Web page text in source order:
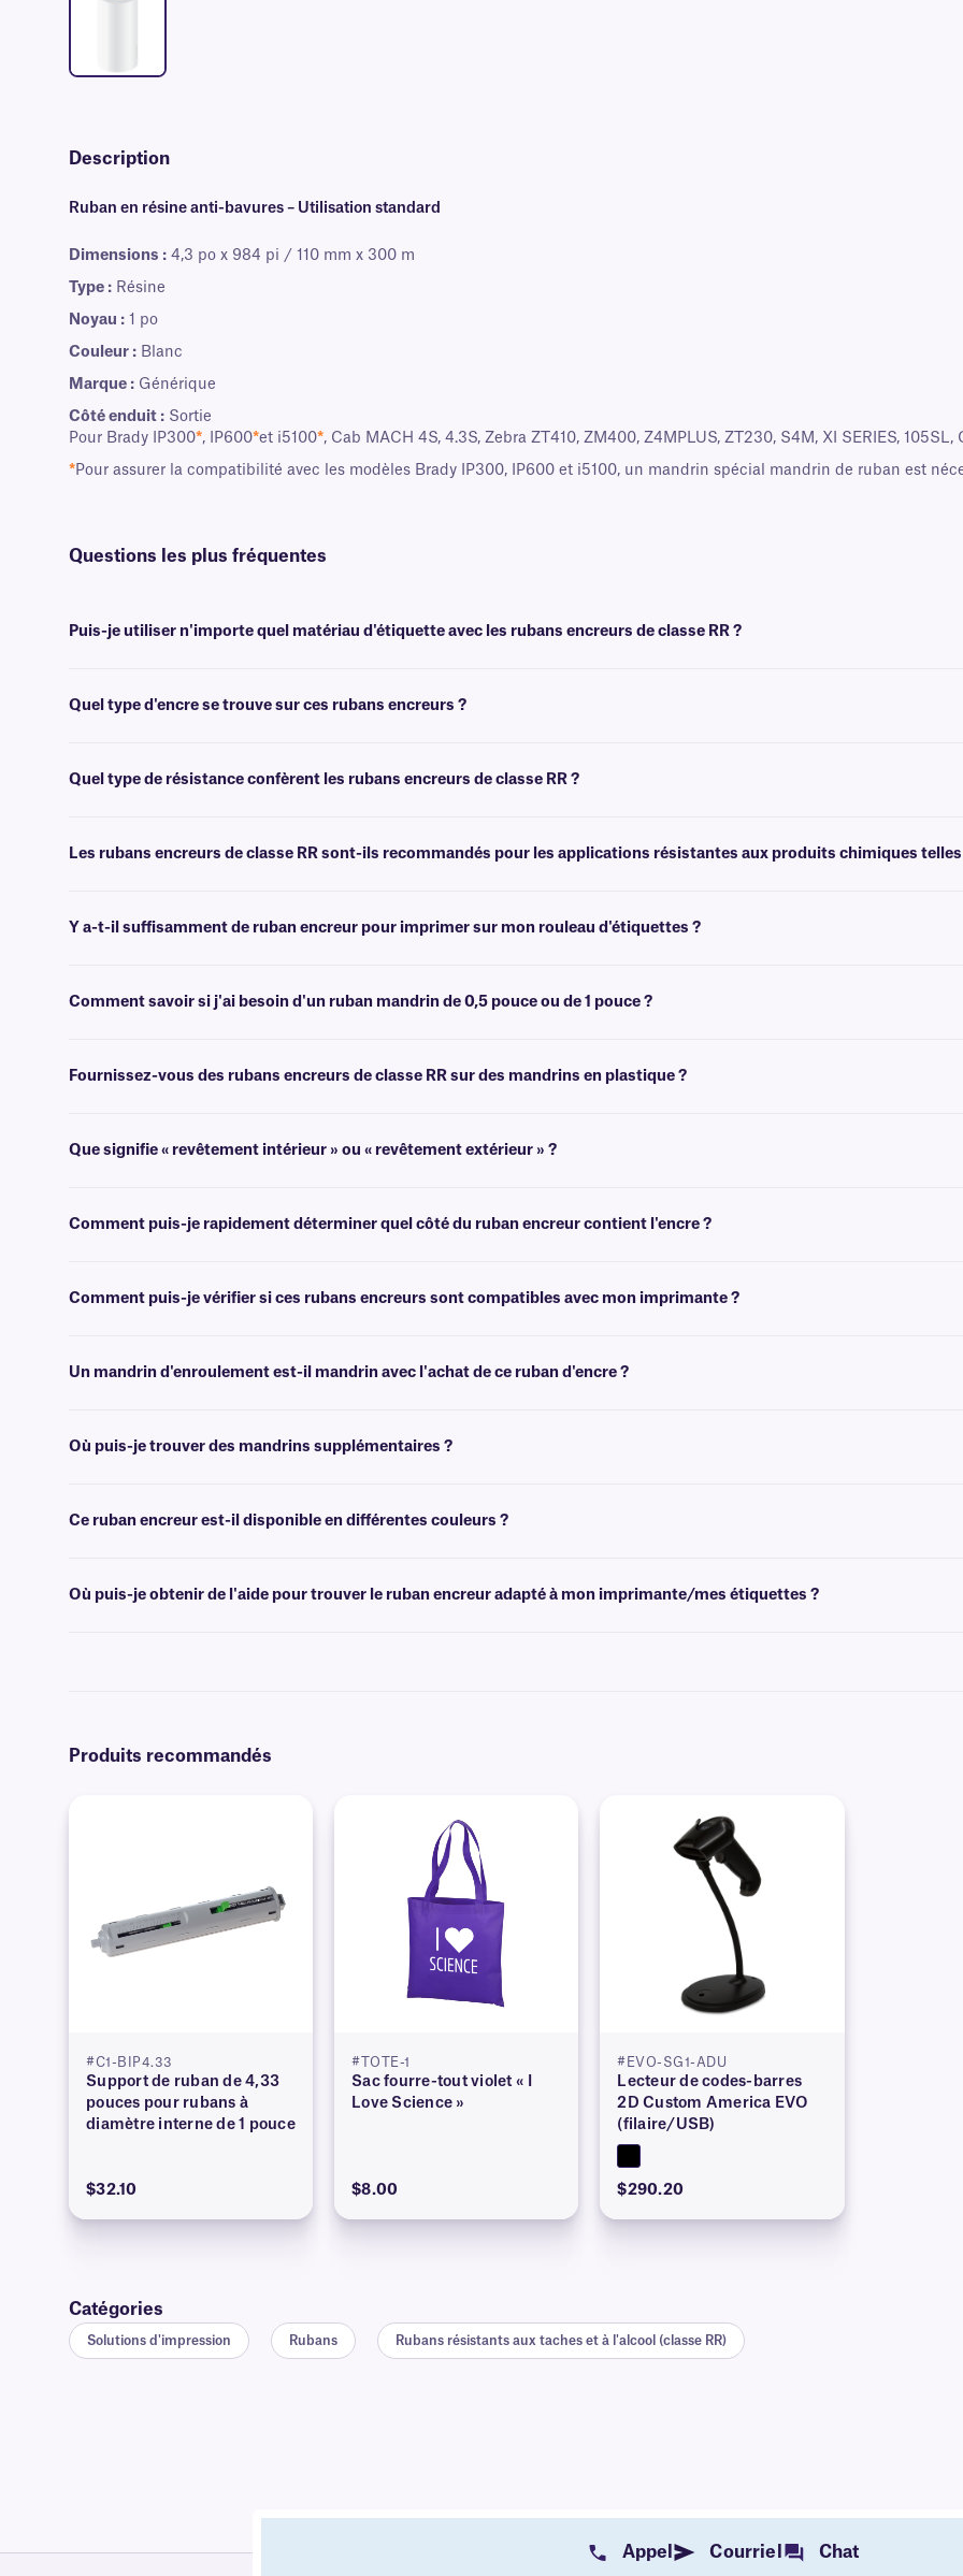
Description
Ruban en résine anti-bavures – Utilisation standard
Dimensions : 4,3 po x 984 pi / 110 mm x 300 m
Type : Résine
Noyau : 1 po
Couleur : Blanc
Marque : Générique
Côté enduit : Sortie
Pour Brady IP300*, IP600*et i5100*, Cab MACH 4S, 4.3S, Zebra ZT410, ZM400, Z4MPLUS, ZT230, S4M, XI SERIES,
*Pour assurer la compatibilité avec les modèles Brady IP300, IP600 et i5100, un mandrin spécial mandrin de ruban est
Questions les plus fréquentes
Puis-je utiliser n'importe quel matériau d'étiquette avec les rubans encreurs de classe RR ?
Quel type d'encre se trouve sur ces rubans encreurs ?
Quel type de résistance confèrent les rubans encreurs de classe RR ?
Les rubans encreurs de classe RR sont-ils recommandés pour les applications résistantes aux produits chimiques
Y a-t-il suffisamment de ruban encreur pour imprimer sur mon rouleau d'étiquettes ?
Comment savoir si j'ai besoin d'un ruban mandrin de 0,5 pouce ou de 1 pouce ?
Fournissez-vous des rubans encreurs de classe RR sur des mandrins en plastique ?
Que signifie « revêtement intérieur » ou « revêtement extérieur » ?
Comment puis-je rapidement déterminer quel côté du ruban encreur contient l'encre ?
Comment puis-je vérifier si ces rubans encreurs sont compatibles avec mon imprimante ?
Un mandrin d'enroulement est-il mandrin avec l'achat de ce ruban d'encre ?
Où puis-je trouver des mandrins supplémentaires ?
Ce ruban encreur est-il disponible en différentes couleurs ?
Où puis-je obtenir de l'aide pour trouver le ruban encreur adapté à mon imprimante/mes étiquettes ?
Produits recommandés
#C1-BIP4.33
Support de ruban de 4,33
pouces pour rubans à
diamètre interne de 1 pouce
$32.10
#TOTE-1
Sac fourre-tout violet « I
Love Science »
$8.00
#EVO-SG1-ADU
Lecteur de codes-barres
2D Custom America EVO
(filaire/USB)
$290.20
Catégories
Solutions d'impression Rubans Rubans résistants aux taches et à l'alcool (classe RR)
Appel Courriel Chat